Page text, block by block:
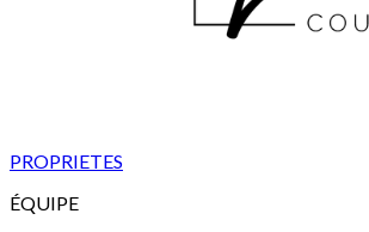
PROPRIETES
ÉQUIPE